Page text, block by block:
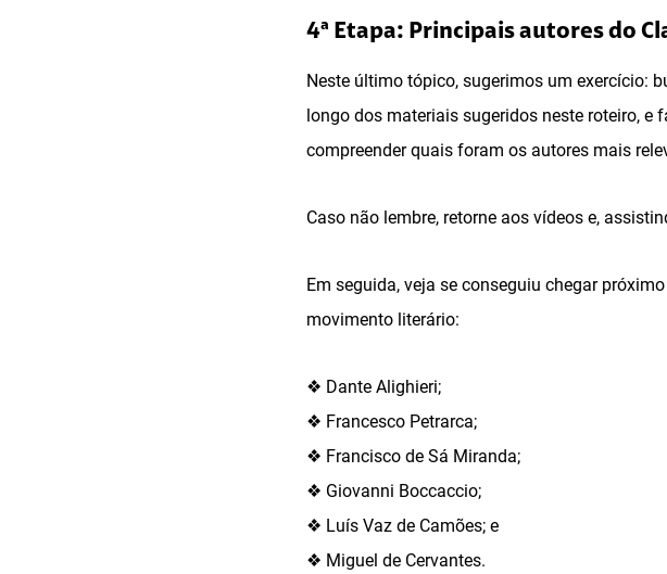
4ª Etapa: Principais autores do
Neste último tópico, sugerimos um exercício:
longo dos materiais sugeridos neste roteiro, e
compreender quais foram os autores mais
Caso não lembre, retorne aos vídeos e,
Em seguida, veja se conseguiu chegar
movimento literário:
❖ Dante Alighieri;
❖ Francesco Petrarca;
❖ Francisco de Sá Miranda;
❖ Giovanni Boccaccio;
❖ Luís Vaz de Camões; e
❖ Miguel de Cervantes.